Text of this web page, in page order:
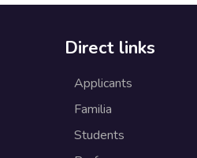
Direct links
Applicants
Familia
Students